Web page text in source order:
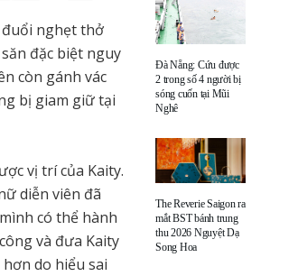
nghẹt thở
đặc biệt nguy
còn gánh vác
bị giam giữ tại
vị trí của Kaity.
diễn viên đã
có thể hành
và đưa Kaity
do hiểu sai
Đà Nẵng: Cứu được
2 trong số 4 người bị
sóng cuốn tại Mũi
Nghê
The Reverie Saigon ra
mắt BST bánh trung
thu 2026 Nguyệt Dạ
Song Hoa